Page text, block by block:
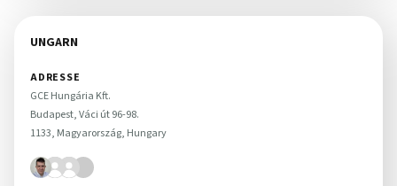
UNGARN
ADRESSE
GCE Hungária Kft.
Budapest, Váci út 96-98.
1133, Magyarország, Hungary